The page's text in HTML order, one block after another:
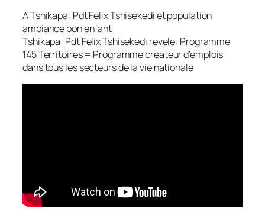
A Tshikapa: Pdt Felix Tshisekedi et population
ambiance bon enfant
Tshikapa: Pdt Felix Tshisekedi revele: Programme
145 Territoires = Programme createur d’emplois
dans tous les secteurs de la vie nationale